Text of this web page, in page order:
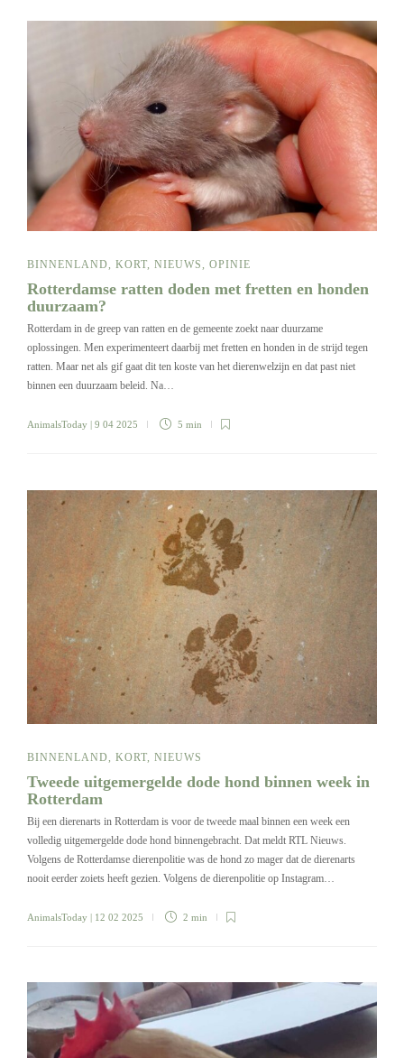
BINNENLAND KORT NIEUWS OPINIE
Rotterdamse ratten doden met fretten en honden
duurzaam?
Rotterdam in de greep van ratten en de gemeente zoekt naar duurzame
oplossingen. Men experimenteert daarbij met fretten en honden in de strijd tegen
ratten. Maar net als gif gaat dit ten koste van het dierenwelzijn en dat past niet
binnen een duurzaam beleid. Na…
AnimalsToday | 9 04 2025 5 min
BINNENLAND KORT NIEUWS
Tweede uitgemergelde dode hond binnen week in
Rotterdam
Bij een dierenarts in Rotterdam is voor de tweede maal binnen een week een
volledig uitgemergelde dode hond binnengebracht. Dat meldt RTL Nieuws.
Volgens de Rotterdamse dierenpolitie was de hond zo mager dat de dierenarts
nooit eerder zoiets heeft gezien. Volgens de dierenpolitie op Instagram…
AnimalsToday | 12 02 2025 2 min